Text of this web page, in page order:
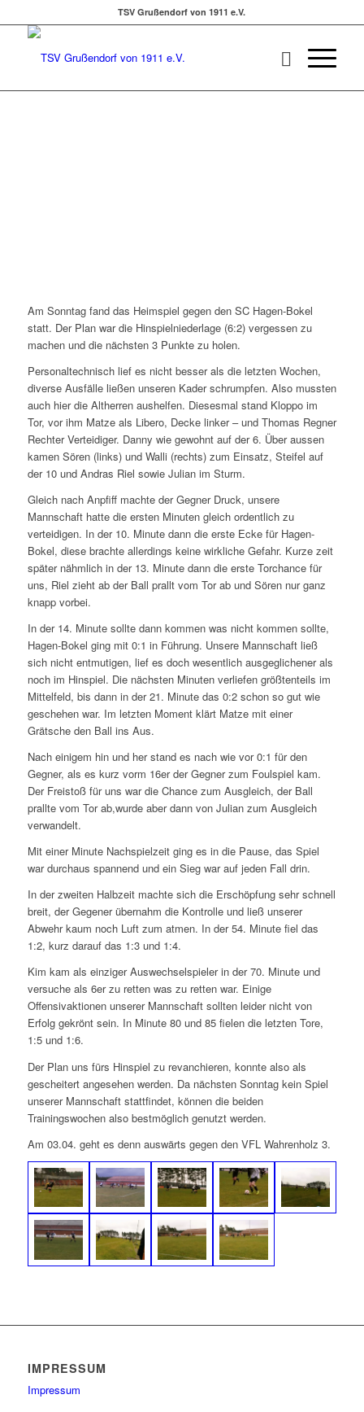
TSV Grußendorf von 1911 e.V.
Am Sonntag fand das Heimspiel gegen den SC Hagen-Bokel
statt. Der Plan war die Hinspielniederlage (6:2) vergessen zu
machen und die nächsten 3 Punkte zu holen.
Personaltechnisch lief es nicht besser als die letzten Wochen,
diverse Ausfälle ließen unseren Kader schrumpfen. Also mussten
auch hier die Altherren aushelfen. Diesesmal stand Kloppo im
Tor, vor ihm Matze als Libero, Decke linker – und Thomas Regner
Rechter Verteidiger. Danny wie gewohnt auf der 6. Über aussen
kamen Sören (links) und Walli (rechts) zum Einsatz, Steifel auf
der 10 und Andras Riel sowie Julian im Sturm.
Gleich nach Anpfiff machte der Gegner Druck, unsere
Mannschaft hatte die ersten Minuten gleich ordentlich zu
verteidigen. In der 10. Minute dann die erste Ecke für Hagen-
Bokel, diese brachte allerdings keine wirkliche Gefahr. Kurze zeit
später nähmlich in der 13. Minute dann die erste Torchance für
uns, Riel zieht ab der Ball prallt vom Tor ab und Sören nur ganz
knapp vorbei.
In der 14. Minute sollte dann kommen was nicht kommen sollte,
Hagen-Bokel ging mit 0:1 in Führung. Unsere Mannschaft ließ
sich nicht entmutigen, lief es doch wesentlich ausgeglichener als
noch im Hinspiel. Die nächsten Minuten verliefen größtenteils im
Mittelfeld, bis dann in der 21. Minute das 0:2 schon so gut wie
geschehen war. Im letzten Moment klärt Matze mit einer
Grätsche den Ball ins Aus.
Nach einigem hin und her stand es nach wie vor 0:1 für den
Gegner, als es kurz vorm 16er der Gegner zum Foulspiel kam.
Der Freistoß für uns war die Chance zum Ausgleich, der Ball
prallte vom Tor ab,wurde aber dann von Julian zum Ausgleich
verwandelt.
Mit einer Minute Nachspielzeit ging es in die Pause, das Spiel
war durchaus spannend und ein Sieg war auf jeden Fall drin.
In der zweiten Halbzeit machte sich die Erschöpfung sehr schnell
breit, der Gegener übernahm die Kontrolle und ließ unserer
Abwehr kaum noch Luft zum atmen. In der 54. Minute fiel das
1:2, kurz darauf das 1:3 und 1:4.
Kim kam als einziger Auswechselspieler in der 70. Minute und
versuche als 6er zu retten was zu retten war. Einige
Offensivaktionen unserer Mannschaft sollten leider nicht von
Erfolg gekrönt sein. In Minute 80 und 85 fielen die letzten Tore,
1:5 und 1:6.
Der Plan uns fürs Hinspiel zu revanchieren, konnte also als
gescheitert angesehen werden. Da nächsten Sonntag kein Spiel
unserer Mannschaft stattfindet, können die beiden
Trainingswochen also bestmöglich genutzt werden.
Am 03.04. geht es denn auswärts gegen den VFL Wahrenholz 3.
IMPRESSUM
Impressum